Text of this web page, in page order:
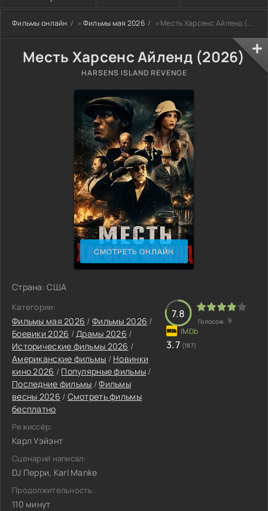
Фильмы онлайн » Фильмы мая 2026 » Месть Харсенс Айленд (2026)
Месть Харсенс Айленд (2026)
HARSENS ISLAND REVENGE
СМОТРЕТЬ ОНЛАЙН
Страна: США
Категории:
Фильмы мая 2026 /Фильмы 2026 /
Боевики 2026 /Драмы 2026 /
Исторические фильмы 2026 /
Американские фильмы / Новинки
кино 2026 / Популярные фильмы /
Последние фильмы /Фильмы
весны 2026 / Смотреть фильмы
бесплатно
Режиссёр:
Карл Уэйэнт
Сценарий написал:
DJ Перри, Karl Manke
Продолжительность:
110 минут
7.8
Голосов: 9
3.7 (187)